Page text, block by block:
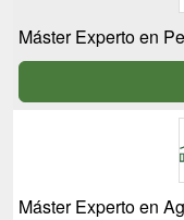
Máster Experto en
Máster Experto en